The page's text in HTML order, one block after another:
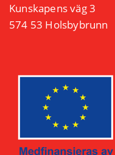
Kunskapens väg 3
574 53 Holsbybrunn